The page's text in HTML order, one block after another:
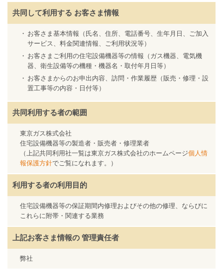
共同して利用する お客さま情報
お客さま基本情報（氏名、住所、電話番号、生年月日、ご加入
サービス、料金関連情報、ご利用状況等）
お客さまご利用の住宅設備機器等の情報（ガス機器、電気機
器、衛生設備等の機種・機器名・取付年月日等）
お客さまからのお申出内容、訪問・作業履歴（販売・修理・設
置工事等の内容・日付等）
共同利用する者の範囲
東京ガス株式会社
住宅設備機器等の製造者・販売者・修理業者
（上記共同利用社一覧は東京ガス株式会社のホームページ個人情
報保護方針でご覧になれます。）
利用する者の利用目的
住宅設備機器等の保証期間内修理およびその他の修理、ならびに
これらに附帯・関連する業務
上記お客さま情報の 管理責任者
弊社